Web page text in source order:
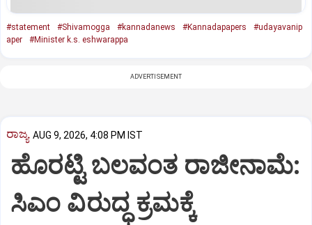
#statement #Shivamogga #kannadanews #Kannadapapers
#udayavanip
aper
#Minister k.s. eshwarappa
ADVERTISEMENT
ರಾಜ್ಯ AUG 9, 2026, 4:08 PM IST
ಹೊರಟ್ಟಿ ಬಲವಂತ ರಾಜೀನಾಮೆ:
ಸಿಎಂ ವಿರುದ್ಧ ಕ್ರಮಕ್ಕೆ